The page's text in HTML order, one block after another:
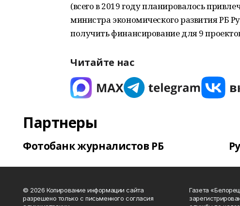
(всего в 2019 году планировалось
министра экономического развития РБ
получить финансирование для 9
Читайте нас
Партнеры
Фотобанк журналистов РБ
© 2026 Копирование информации сайта
разрешено только с письменного согласия
Газета